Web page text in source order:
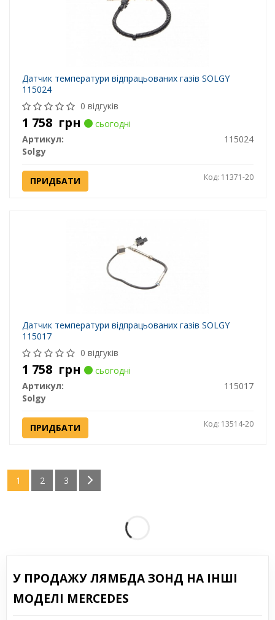
Датчик температури відпрацьованих газів SOLGY
115024
0 відгуків
1 758 грн
сьогодні
Артикул:
115024
Solgy
ПРИДБАТИ Код: 11371-20
Датчик температури відпрацьованих газів SOLGY
115017
0 відгуків
1 758 грн
сьогодні
Артикул:
115017
Solgy
ПРИДБАТИ Код: 13514-20
1 2 3
У ПРОДАЖУ ЛЯМБДА ЗОНД НА ІНШІ
МОДЕЛІ MERCEDES